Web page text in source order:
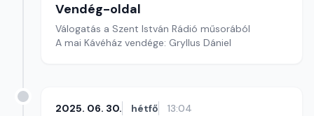
Vendég-oldal
Válogatás a Szent István Rádió műsorából
A mai Kávéház vendége: Gryllus Dániel
2025. 06. 30. hétfő 13:04